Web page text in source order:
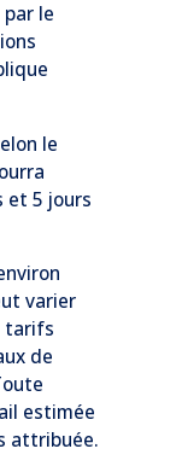
le
le
et 5 jours
varier
tarifs
de
estimée
attribuée.